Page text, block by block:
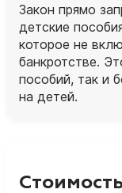
Закон прямо
детские
которое не
банкротстве.
пособий, так и
на детей.